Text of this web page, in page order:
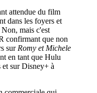
attendue du film
dans les foyers et
mais c'est
confirmant que non
sur Romy et Michele
en tant que Hulu
sur Disney+ à